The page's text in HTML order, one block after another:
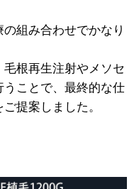
組み合わせでかなり
根再生注射やメソセ
ことで、最終的な仕
提案しました。